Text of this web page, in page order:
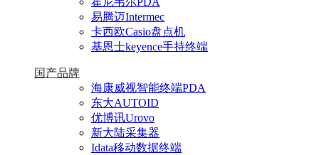
易腾迈Intermec
卡西欧Casio盘点机
基恩士keyence手持终端
国产品牌
海康威视智能终端PDA
东大AUTOID
优博讯Urovo
新大陆采集器
Idata移动数据终端